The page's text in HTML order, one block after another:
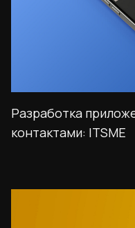
Разработка
контактами: ITSME